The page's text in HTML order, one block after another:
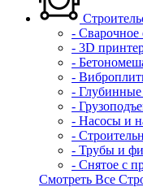
- Сварочное
- 3D
-
-
- Глубинные
-
- Насосы и
-
- Трубы и
- Снятое с
Смотреть Все